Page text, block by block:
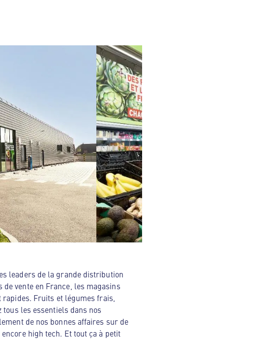
leaders de la grande distribution
de vente en France, les magasins
Fruits et légumes frais,
les essentiels dans nos
de nos bonnes affaires sur de
high tech. Et tout ça à petit